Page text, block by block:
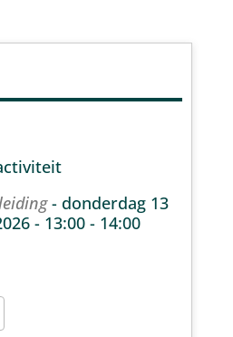
- donderdag 13
- 13:00 - 14:00